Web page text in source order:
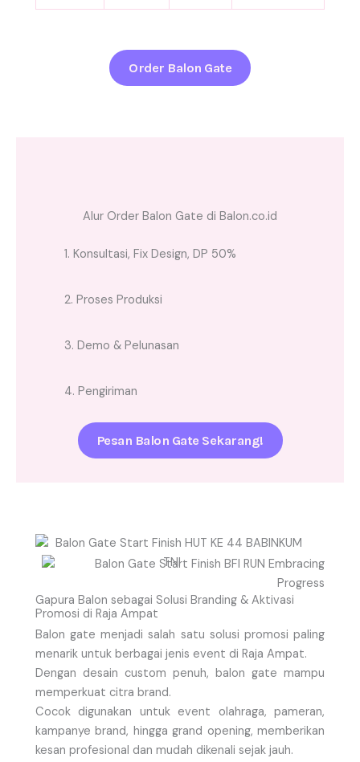
Order Balon Gate
Alur Order Balon Gate di Balon.co.id
1. Konsultasi, Fix Design, DP 50%
2. Proses Produksi
3. Demo & Pelunasan
4. Pengiriman
Pesan Balon Gate Sekarang!
Gapura Balon sebagai Solusi Branding & Aktivasi
Promosi di Raja Ampat
Balon gate menjadi salah satu solusi promosi paling
menarik untuk berbagai jenis event di Raja Ampat.
Dengan desain custom penuh, balon gate mampu
memperkuat citra brand.
Cocok digunakan untuk event olahraga, pameran,
kampanye brand, hingga grand opening, memberikan
kesan profesional dan mudah dikenali sejak jauh.